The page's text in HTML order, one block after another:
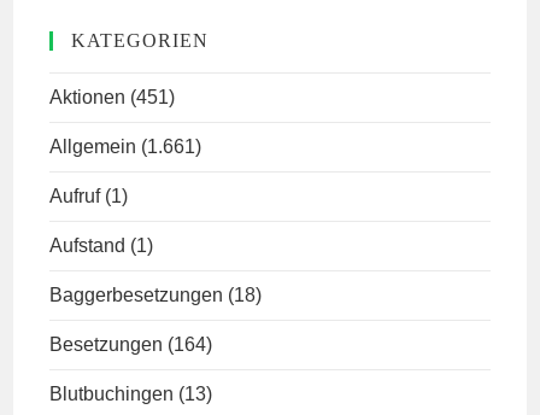
KATEGORIEN
Aktionen (451)
Allgemein (1.661)
Aufruf (1)
Aufstand (1)
Baggerbesetzungen (18)
Besetzungen (164)
Blutbuchingen (13)